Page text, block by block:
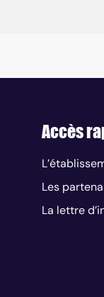
Accès
Les
La lettre